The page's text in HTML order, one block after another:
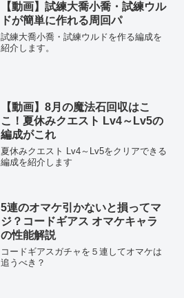
【動画】試練大喬小喬・試練ウル
ドが簡単に作れる周回パ
試練大喬小喬・試練ウルドを作る編成を
紹介します。
【動画】8月の魔法石回収はこ
こ！夏休みクエスト Lv4～Lv5の
編成がこれ
夏休みクエスト Lv4～Lv5をクリアできる
編成を紹介します
5連のオマケ引かないと損ってマ
ジ？コードギアス オマケキャラ
の性能解説
コードギアスガチャを５連してオマケは
追うべき？